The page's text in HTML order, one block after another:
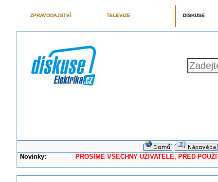
ZPRAVODAJSTVÍ TELEVIZE DISKUSE
Novinky: PROSÍME VŠECHNY UŽIVATELE, PŘED